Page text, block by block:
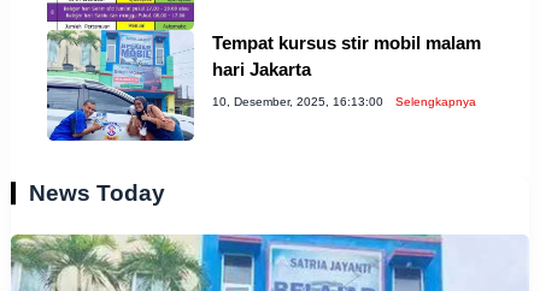
Tempat kursus stir mobil malam
hari Jakarta
10, Desember, 2025, 16:13:00 Selengkapnya
News Today